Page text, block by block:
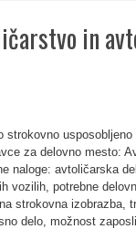
in
strokovno
za delovno mesto:
naloge: avtoličarska
vozilih, potrebne
strokovna izobrazba,
delo, možnost